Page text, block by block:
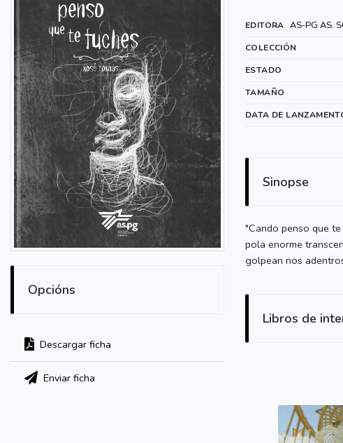
Opcións
Descargar ficha
Enviar ficha
EDITORA AS-PG AS.
COLECCIÓN
ESTADO
TAMAÑO
DATA DE
Sinopse
"Cando penso que
pola enorme
golpean nos
Libros de